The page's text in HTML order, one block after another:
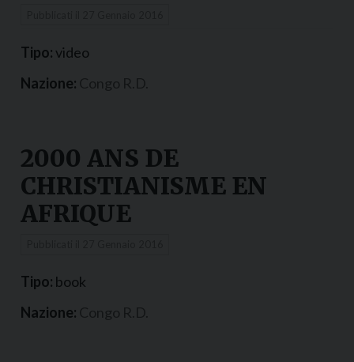
Tipo: video
Nazione:
2000 ANS DE
CHRISTIANISME EN
AFRIQUE
Tipo: book
Nazione: